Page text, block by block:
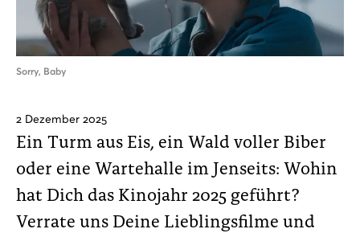
Sorry, Baby
2 Dezember 2025
Ein Turm aus Eis, ein Wald voller Biber
oder eine Wartehalle im Jenseits: Wohin
hat Dich das Kinojahr 2025 geführt?
Verrate uns Deine Lieblingsfilme und